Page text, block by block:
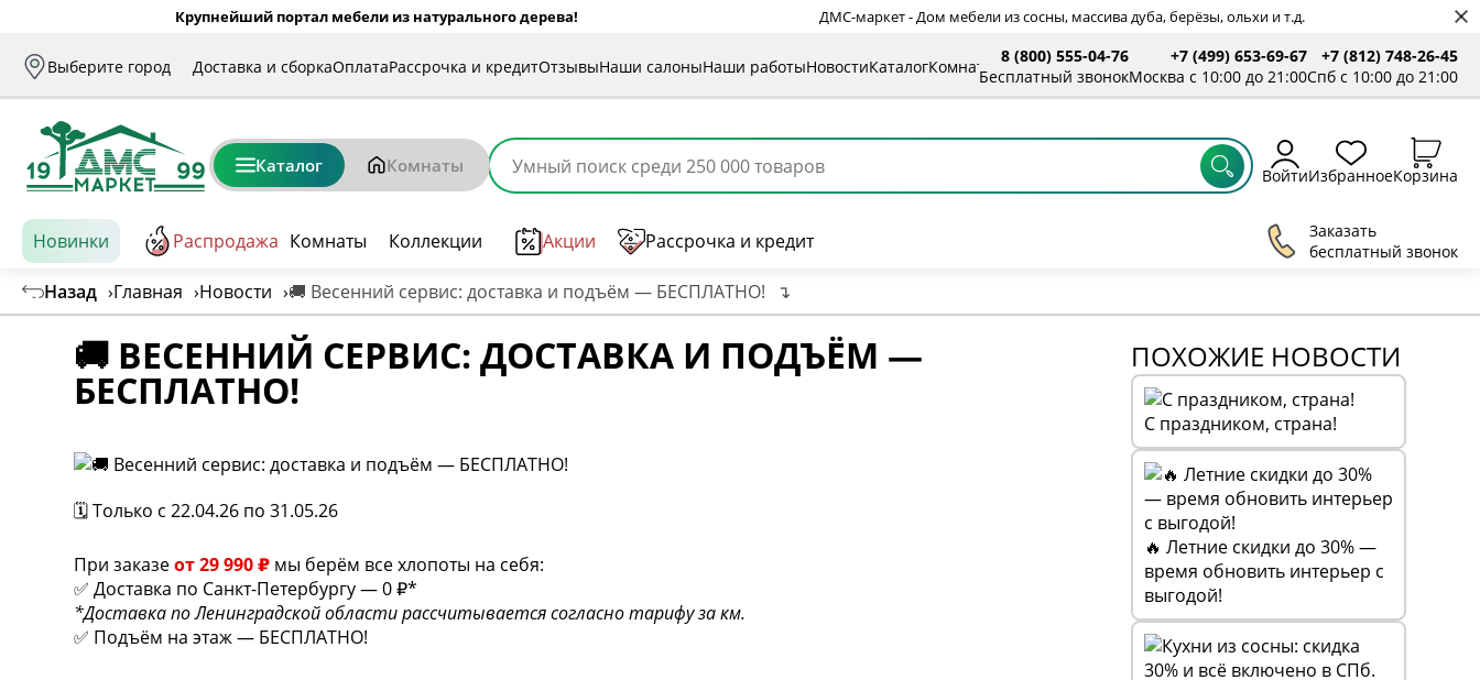
Крупнейший портал мебели из натурального дерева! ДМС-маркет - Дом мебели из сосны, массива дуба, берёзы, ольхи и т.д.
Выберите город Доставка и сборкаОплатаРассрочка и кредитОтзывыНаши салоныНаши работыНовостиКаталогКомнаты
8 (800) 555-04-76
Бесплатный звонок
+7 (499) 653-69-67
Москва с 10:00 до 21:00
+7 (812) 748-26-45
Спб с 10:00 до 21:00
Каталог Комнаты ВойтиИзбранноеКорзина
Новинки Распродажа Комнаты Коллекции Акции Рассрочка и кредит
Заказать
бесплатный звонок
Назад ›Главная ›Новости ›🚚 Весенний сервис: доставка и подъём — БЕСПЛАТНО! ↴
🚚 ВЕСЕННИЙ СЕРВИС: ДОСТАВКА И ПОДЪЁМ —
БЕСПЛАТНО!
🗓 Только с 22.04.26 по 31.05.26
При заказеот 29 990 ₽ мы берём все хлопоты на себя:
✅ Доставка по Санкт-Петербургу — 0 ₽*
*Доставка по Ленинградской области рассчитывается согласно тарифу за км.
✅ Подъём на этаж — БЕСПЛАТНО!
ПОХОЖИЕ НОВОСТИ
С праздником, страна!
🔥 Летние скидки до 30% —
время обновить интерьер с
выгодой!